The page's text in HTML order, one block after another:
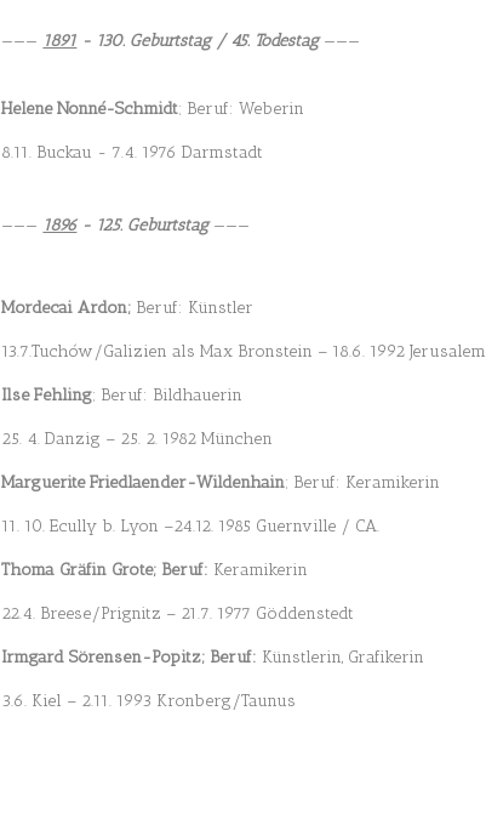
——— 1891 - 130. Geburtstag / 45. Todestag———
Helene Nonné-Schmidt; Beruf: Weberin
8.11. Buckau - 7.4. 1976 Darmstadt
——— 1896- 125. Geburtstag———
Mordecai Ardon; Beruf: Künstler
13.7.Tuchów/Galizien als Max Bronstein – 18.6. 1992 Jerusalem
Ilse Fehling; Beruf: Bildhauerin
25. 4. Danzig – 25. 2. 1982 München
Marguerite Friedlaender-Wildenhain; Beruf: Keramikerin
11. 10. Ecully b. Lyon –24.12. 1985 Guernville / CA.
Thoma Gräfin Grote; Beruf: Keramikerin
22.4. Breese/Prignitz – 21.7. 1977 Göddenstedt
Irmgard Sörensen-Popitz; Beruf: Künstlerin, Grafikerin
3.6. Kiel – 2.11. 1993 Kronberg/Taunus